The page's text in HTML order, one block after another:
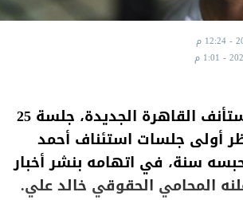
حددت محكمة مستأنف القاهرة الجديدة، جلسة 25
أولى جلسات استئناف أحمد
سنة، في اتهامه بنشر أخبار
المحامي الحقوقي خالد علي.